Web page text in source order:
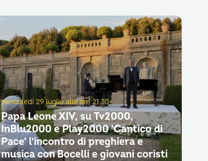
Mercoledì 29 luglio alle ore 21.30
Papa Leone XIV, su Tv2000,
InBlu2000 e Play2000 ‘Cantico di
Pace’ l’incontro di preghiera e
musica con Bocelli e giovani coristi